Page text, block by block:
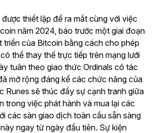
thiết lập để ra mắt cùng với việc
năm 2024, báo trước một giai đoạn
triển của Bitcoin bằng cách cho phép
thể thay thế trực tiếp trên mạng lưới
tuân theo giao thức Ordinals có tác
mở rộng đáng kể các chức năng của
Runes sẽ thúc đẩy sự cạnh tranh giữa
trong việc phát hành và mua lại các
các sàn giao dịch toàn cầu sẵn sàng
ngay từ ngày đầu tiên. Sự kiện